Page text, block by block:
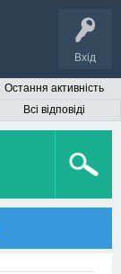
Вхід
Остання активність
Всі відповіді